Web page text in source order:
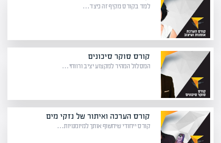
למד בקורס מקיף זה כיצד…
קורס סוקר סיכונים
המסלול המהיר למקצוע יציב ורווחי…
קורס הערכה ואיתור של נזקי מים
קורס ייחודי שיחשוף אותך למיומנויות…